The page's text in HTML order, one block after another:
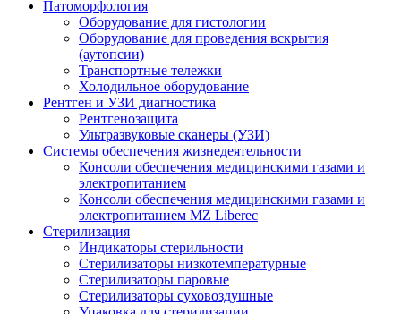
Патоморфология
Оборудование для гистологии
Оборудование для проведения вскрытия
(аутопсии)
Транспортные тележки
Холодильное оборудование
Рентген и УЗИ диагностика
Рентгенозащита
Ультразвуковые сканеры (УЗИ)
Системы обеспечения жизнедеятельности
Консоли обеспечения медицинскими газами и
электропитанием
Консоли обеспечения медицинскими газами и
электропитанием MZ Liberec
Стерилизация
Индикаторы стерильности
Стерилизаторы низкотемпературные
Стерилизаторы паровые
Стерилизаторы суховоздушные